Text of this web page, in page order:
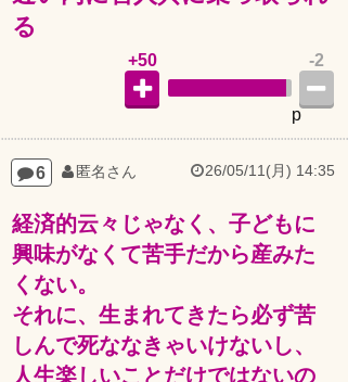
る
-2
p
+50
6 匿名さん 26/05/11(月) 14:35
経済的云々じゃなく、子どもに
興味がなくて苦手だから産みた
くない。
それに、生まれてきたら必ず苦
しんで死ななきゃいけないし、
人生楽しいことだけではないの